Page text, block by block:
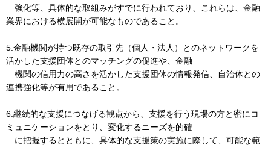
強化等、具体的な取組みがすでに行われており、これらは、金融
業界における横展開が可能なものであること。
5.金融機関が持つ既存の取引先（個人・法人）とのネットワークを
活かした支援団体とのマッチングの促進や、金融
機関の信用力の高さを活かした支援団体の情報発信、自治体との
連携強化等が有用であること。
6.継続的な支援につなげる観点から、支援を行う現場の方と密にコ
ミュニケーションをとり、変化するニーズを的確
に把握するとともに、具体的な支援策の実施に際して、可能な範